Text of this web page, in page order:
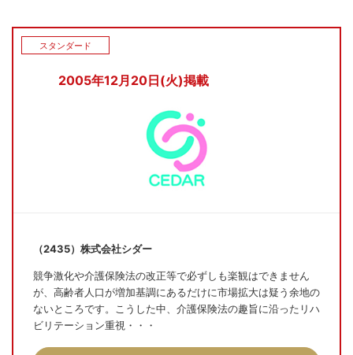
2005年12月20日(火)掲載
スタンダード
（2435）株式会社シダー
競争激化や介護保険法の改正等で必ずしも楽観はできません
が、高齢者人口が増加基調にあるだけに市場拡大は疑う余地の
ないところです。こうした中、介護保険法の趣旨に沿ったリハ
ビリテーション重視・・・